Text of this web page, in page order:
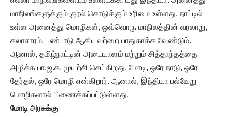
மாநிலங்களுக்கும் குரல் கொடுக்கும் உரிமை உள்ளது. நாட்டில்
உள்ள அனைத்து மொழிகள், ஒவ்வொரு மாநிலத்தின் வரலாறு,
கலாசாரம், பண்பாடு ஆகியவற்றை பாதுகாக்க வேண்டும்.
ஆனால், தமிழ்நாட்டின் அடையாளம் மற்றும் சித்தாந்தத்தை
அழிக்க பா.ஜ.க. முயற்சி செய்கிறது. மோடி, ஒரே நாடு, ஒரே
தேர்தல், ஒரே மொழி என்கிறார். ஆனால், இந்தியா பல்வேறு
மொழிகளால் பிணைக்கப்பட்டுள்ளது.
மோடி அரசுக்கு